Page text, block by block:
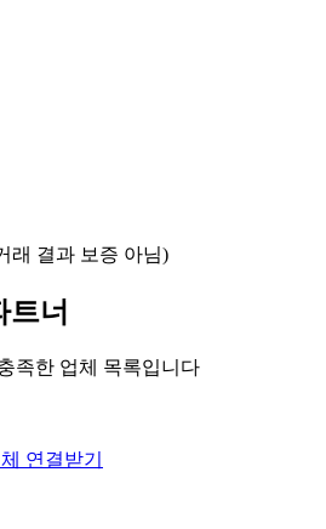
래 결과 보증 아님)
트너
족한 업체 목록입니다
연결받기